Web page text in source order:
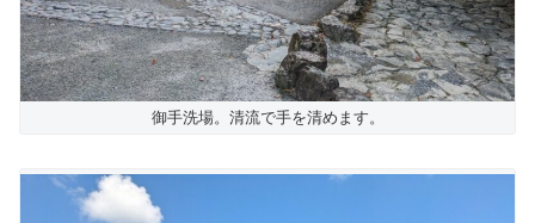
御手洗場。清流で手を清めます。